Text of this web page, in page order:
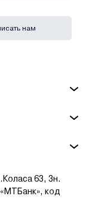
63, 3н.
код
нам